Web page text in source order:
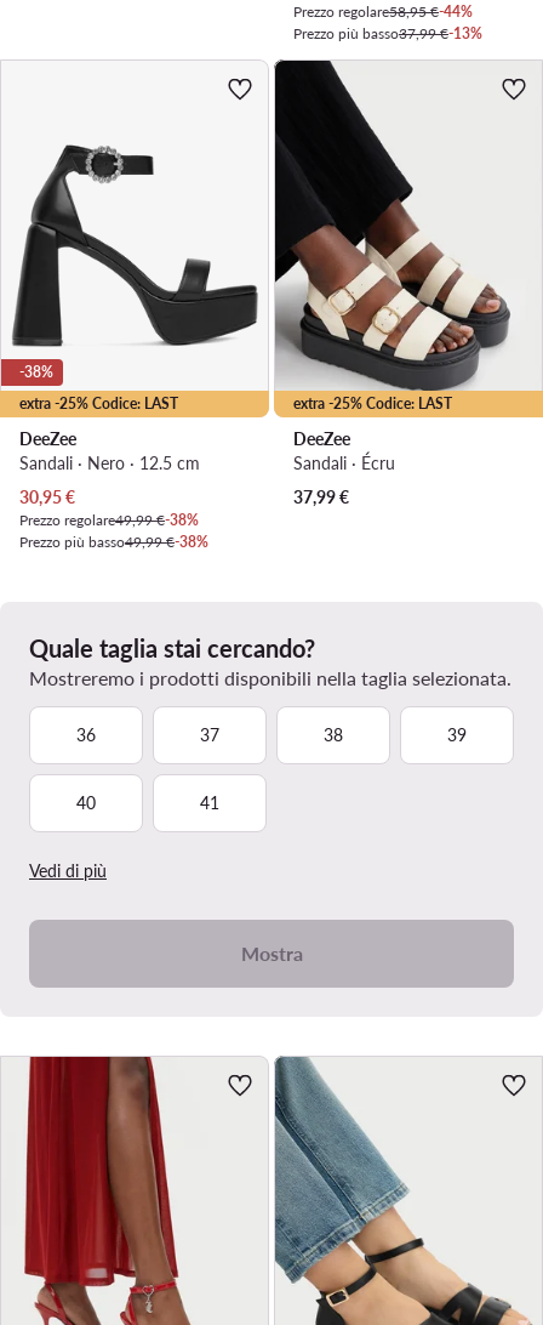
Prezzo regolare58,95 €-44%
Prezzo più basso37,99 €-13%
extra -25% Codice: LAST
-38%
DeeZee
Sandali · Nero · 12.5 cm
Prezzo attuale
30,95€
Prezzo regolare49,99 €-38%
Prezzo più basso49,99 €-38%
extra -25% Codice: LAST
DeeZee
Sandali · Écru
37,99€
Quale taglia stai cercando?
Mostreremo i prodotti disponibili nella taglia selezionata.
36 37 38 39
40 41
Vedi di più
Mostra